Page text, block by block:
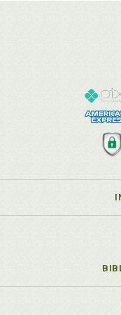
Mandamentos
Norma
legislativa em
fundamentais, p.
Norma. Aptidão
normas, não
de sopesamento
Norma.
judicial da
nárias.
legislador
ponderação
de Pareto.